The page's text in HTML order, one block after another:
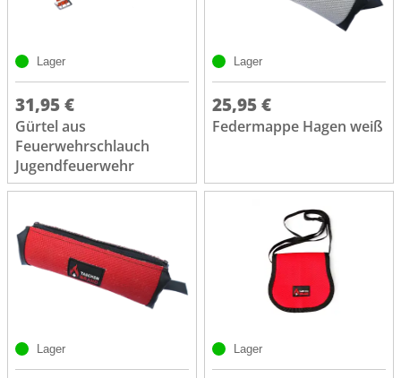
Lager
31,95 €
Gürtel aus
Feuerwehrschlauch
Jugendfeuerwehr
Lager
25,95 €
Federmappe Hagen weiß
Lager Lager